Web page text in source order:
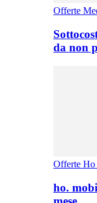
Offerte
da non
Offerte
ho.